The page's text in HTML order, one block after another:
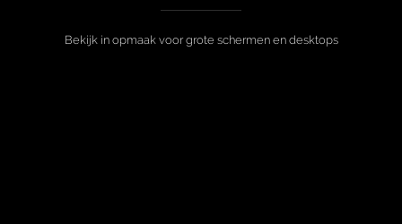
Bekijk in opmaak voor grote schermen en desktops